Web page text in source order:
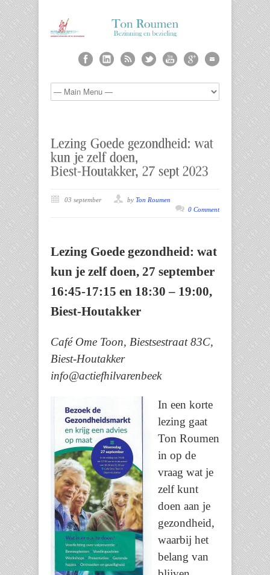
03 september by Ton Roumen
0 Comment
Lezing Goede gezondheid: wat
kun je zelf doen, 27 september
16:45-17:15 en 18:30 – 19:00,
Biest-Houtakker
Café Ome Toon, Biestsestraat 83C,
Biest-Houtakker
info@actiefhilvarenbeek
In een korte
lezing gaat
Ton Roumen
in op de
vraag wat je
zelf kunt
doen aan je
gezondheid,
waarbij het
belang van